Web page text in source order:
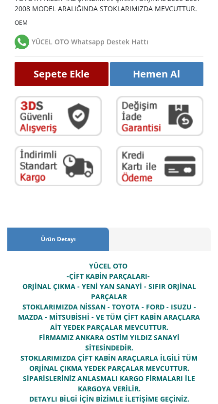
2008 MODEL ARALIĞINDA STOKLARIMIZDA MEVCUTTUR.
OEM
YÜCEL OTO Whatsapp Destek Hattı
Sepete Ekle Hemen Al
Ürün Detayı
YÜCEL OTO
-ÇİFT KABİN PARÇALARI-
ORJİNAL ÇIKMA - YENİ YAN SANAYİ - SIFIR ORJİNAL
PARÇALAR
STOKLARIMIZDA NİSSAN - TOYOTA - FORD - ISUZU -
MAZDA - MİTSUBİSHİ - VE TÜM ÇİFT KABİN ARAÇLARA
AİT YEDEK PARÇALAR MEVCUTTUR.
FİRMAMIZ ANKARA OSTİM YILDIZ SANAYİ
SİTESİNDEDİR.
STOKLARIMIZDA ÇİFT KABİN ARAÇLARLA İLGİLİ TÜM
ORJİNAL ÇIKMA YEDEK PARÇALAR MEVCUTTUR.
SİPARİSLERİNİZ ANLASMALI KARGO FİRMALARI İLE
KARGOYA VERİLİR.
DETAYLI BİLGİ İÇİN BİZİMLE İLETİŞİME GEÇİNİZ.